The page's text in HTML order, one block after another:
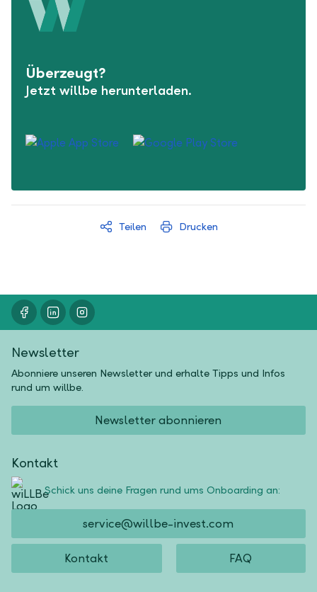
Überzeugt?
Jetzt willbe herunterladen.
Teilen Drucken
Newsletter
Abonniere unseren Newsletter und erhalte Tipps und Infos
rund um willbe.
Newsletter abonnieren
Kontakt
Schick uns deine Fragen rund ums Onboarding an:
service@willbe-invest.com
Kontakt FAQ